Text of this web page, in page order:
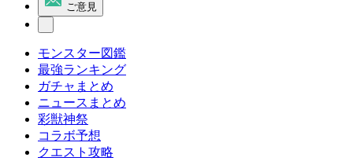
ご意見
モンスター図鑑
最強ランキング
ガチャまとめ
ニュースまとめ
彩獣神祭
コラボ予想
クエスト攻略